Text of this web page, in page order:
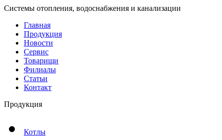
Системы отопления, водоснабжения и канализации
Главная
Продукция
Новости
Сервис
Товарищи
Филиалы
Статьи
Контакт
Продукция
Котлы